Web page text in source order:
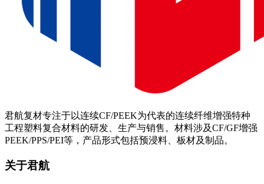
君航复材专注于以连续CF/PEEK为代表的连续纤维增强特种
工程塑料复合材料的研发、生产与销售。材料涉及CF/GF增强
PEEK/PPS/PEI等，产品形式包括预浸料、板材及制品。
关于君航